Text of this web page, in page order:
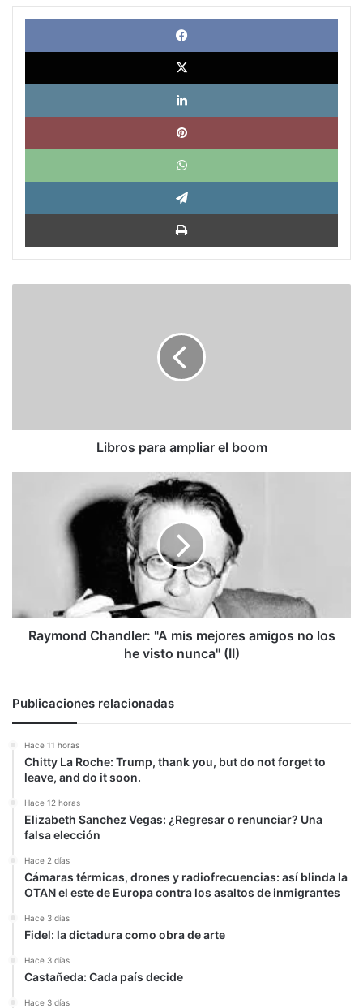
X
Libros para ampliar el boom
he
vistoRaymond Chandler: "A mis mejores amigos no los
he visto nunca" (II)
Publicaciones relacionadas
Hace 11 horas
Chitty La Roche: Trump, thank you, but do not forget to
leave, and do it soon.
Hace 12 horas
Elizabeth Sanchez Vegas: ¿Regresar o renunciar? Una
falsa elección
Hace 2 días
Cámaras térmicas, drones y radiofrecuencias: así blinda la
OTAN el este de Europa contra los asaltos de inmigrantes
Hace 3 días
Fidel: la dictadura como obra de arte
Hace 3 días
Castañeda: Cada país decide
Hace 3 días